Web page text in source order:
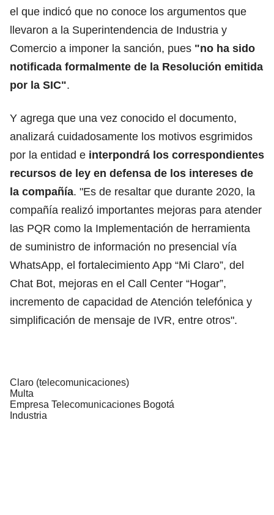
el que indicó que no conoce los argumentos que
llevaron a la Superintendencia de Industria y
Comercio a imponer la sanción, pues "no ha sido
notificada formalmente de la Resolución emitida
por la SIC".
Y agrega que una vez conocido el documento,
analizará cuidadosamente los motivos esgrimidos
por la entidad e interpondrá los correspondientes
recursos de ley en defensa de los intereses de
la compañía. "Es de resaltar que durante 2020, la
compañía realizó importantes mejoras para atender
las PQR como la Implementación de herramienta
de suministro de información no presencial vía
WhatsApp, el fortalecimiento App “Mi Claro”, del
Chat Bot, mejoras en el Call Center “Hogar”,
incremento de capacidad de Atención telefónica y
simplificación de mensaje de IVR, entre otros".
Claro (telecomunicaciones)
Multa
Empresa Telecomunicaciones Bogotá
Industria